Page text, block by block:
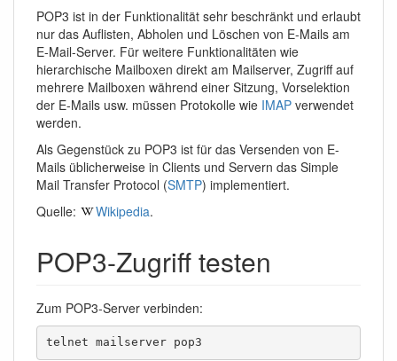
POP3 ist in der Funktionalität sehr beschränkt und erlaubt
nur das Auflisten, Abholen und Löschen von E-Mails am
E-Mail-Server. Für weitere Funktionalitäten wie
hierarchische Mailboxen direkt am Mailserver, Zugriff auf
mehrere Mailboxen während einer Sitzung, Vorselektion
der E-Mails usw. müssen Protokolle wie IMAP verwendet
werden.
Als Gegenstück zu POP3 ist für das Versenden von E-
Mails üblicherweise in Clients und Servern das Simple
Mail Transfer Protocol (SMTP) implementiert.
Quelle:
Wikipedia.
POP3-Zugriff testen
Zum POP3-Server verbinden:
telnet mailserver pop3